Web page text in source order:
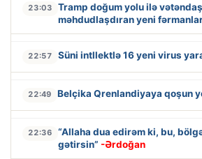
23:03
Tramp doğum yolu ilə
məhdudlaşdıran yeni
22:57 Süni intllektlə 16 yeni virus
22:49 Belçika Qrenlandiyaya qoşun
22:36
“Allaha dua edirəm ki, bu,
gətirsin” -Ərdoğan